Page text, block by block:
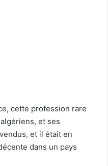
cette profession rare
et ses
et il était en
dans un pays